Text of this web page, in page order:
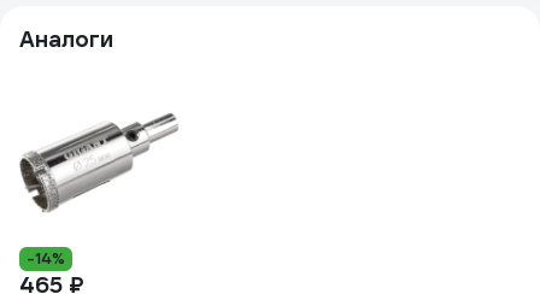
Аналоги
-14%
465 ₽